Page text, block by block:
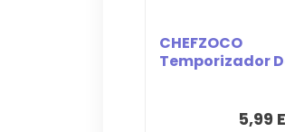
CHEFZOCO
Temporizador
5,99